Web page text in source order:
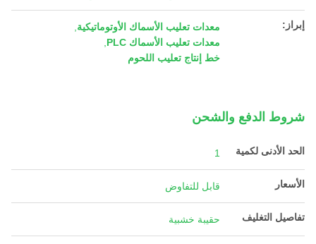
إبراز: معدات تعليب الأسماك الأوتوماتيكية
معدات تعليب الأسماك PLC
خط إنتاج تعليب اللحوم
شروط الدفع والشحن
الحد الأدنى لكمية 1
الأسعار قابل للتفاوض
تفاصيل التغليف حقيبة خشبية